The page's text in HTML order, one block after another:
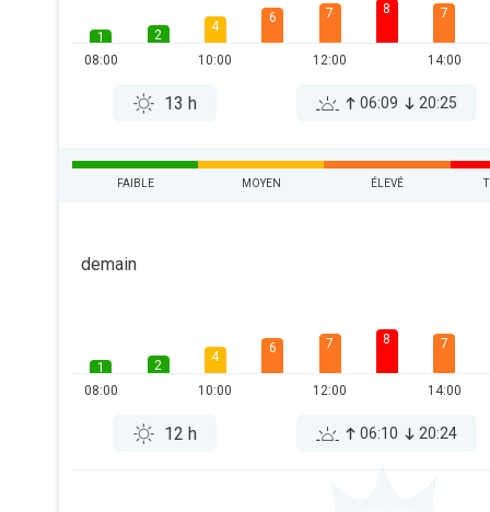
1
08:00
2
4
10:00
6 7
12:00
8 7
14:00
13 h 06:09 20:25
FAIBLE MOYEN ÉLEVÉ
demain
1
08:00
2
4
10:00
6 7
12:00
8 7
14:00
12 h 06:10 20:24